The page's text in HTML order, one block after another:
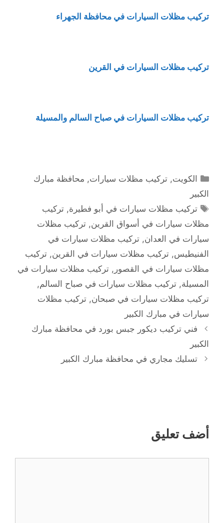
تركيب مظلات السيارات في محافظة الجهراء
تركيب مظلات السيارات في القرين
تركيب مظلات السيارات في صباح السالم والمسيلة
التصنيفات
الكويت,تركيب مظلات سيارات, محافظة مبارك
الكبير
الوسوم
تركيب مظلات سيارات في أبو فطيرة,تركيب
مظلات سيارات في أسواق القرين, تركيب مظلات
سيارات في العدان, تركيب مظلات سيارات في
الفنيطيس, تركيب مظلات سيارات في القرين, تركيب
مظلات سيارات في القصور , تركيب مظلات سيارات في
المسيلة, تركيب مظلات سيارات في صباح السالم,
تركيب مظلات سيارات في صبحان, تركيب مظلات
سيارات في مبارك الكبير
فني تركيب ديكور جبس بورد في محافظة مبارك
الكبير
تسليك مجاري في محافظة مبارك الكبير
أضف تعليق